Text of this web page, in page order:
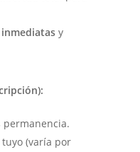
y
permanencia.
(varía por